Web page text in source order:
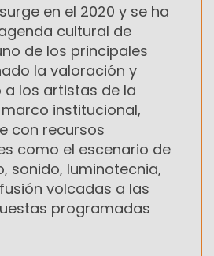
en el 2020 y se ha
cultural de
de los principales
la valoración y
los artistas de la
institucional,
con recursos
como el escenario de
sonido, luminotecnia,
volcadas a las
programadas